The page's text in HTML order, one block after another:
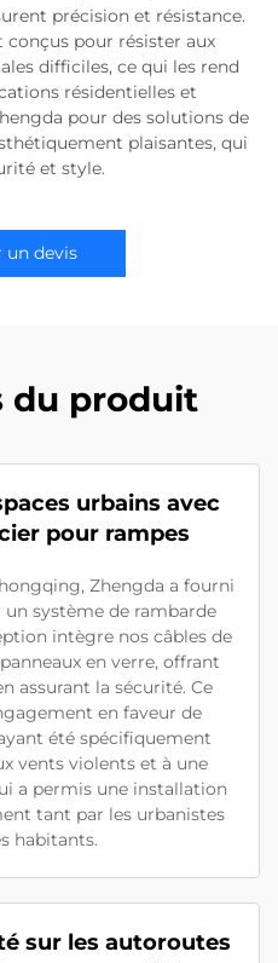
précision et résistance.
conçus pour résister aux
difficiles, ce qui les rend
résidentielles et
pour des solutions de
plaisantes, qui
et style.
un devis
du produit
urbains avec
pour rampes
Zhengda a fourni
système de rambarde
intègre nos câbles de
en verre, offrant
assurant la sécurité. Ce
en faveur de
été spécifiquement
vents violents et à une
a permis une installation
tant par les urbanistes
habitants.
sur les autoroutes